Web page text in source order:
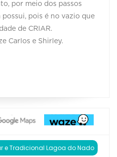
por meio dos passos
pois é no vazio que
de CRIAR.
Carlos e Shirley.
e Tradicional Lagoa do Nado